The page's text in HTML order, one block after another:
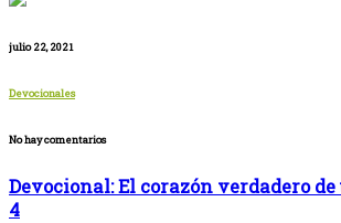
julio 22, 2021
Devocionales
No hay comentarios
Devocional: El corazón verdadero
4